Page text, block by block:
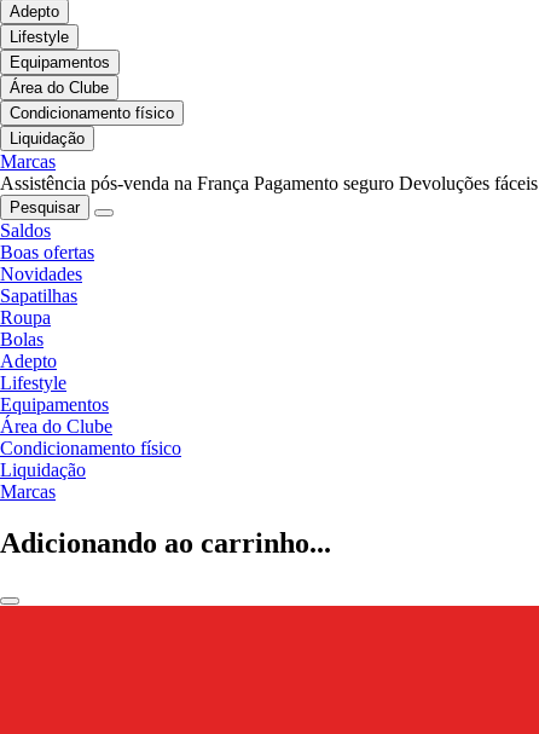
Adepto
Lifestyle
Equipamentos
Área do Clube
Condicionamento físico
Liquidação
Marcas
Assistência pós-venda na França Pagamento seguro Devoluções fáceis
Pesquisar
Saldos
Boas ofertas
Novidades
Sapatilhas
Roupa
Bolas
Adepto
Lifestyle
Equipamentos
Área do Clube
Condicionamento físico
Liquidação
Marcas
Adicionando ao carrinho...